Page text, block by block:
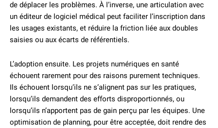
de déplacer les problèmes. À l’inverse, une articulation avec
un éditeur de logiciel médical peut faciliter l’inscription dans
les usages existants, et réduire la friction liée aux doubles
saisies ou aux écarts de référentiels.
L’adoption ensuite. Les projets numériques en santé
échouent rarement pour des raisons purement techniques.
Ils échouent lorsqu’ils ne s’alignent pas sur les pratiques,
lorsqu’ils demandent des efforts disproportionnés, ou
lorsqu’ils n’apportent pas de gain perçu par les équipes. Une
optimisation de planning, pour être acceptée, doit rendre des